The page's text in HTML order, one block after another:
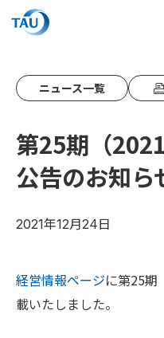
ニュース一覧
第25期（
公告のお知ら
2021年12月24日
経営情報ページに第25期
載いたしました。